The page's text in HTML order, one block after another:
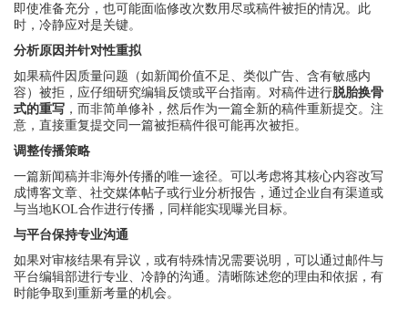
即使准备充分，也可能面临修改次数用尽或稿件被拒的情况。此
时，冷静应对是关键。
分析原因并针对性重拟
如果稿件因质量问题（如新闻价值不足、类似广告、含有敏感内
容）被拒，应仔细研究编辑反馈或平台指南。对稿件进行脱胎换骨
式的重写 ，而非简单修补，然后作为一篇全新的稿件重新提交。注
意，直接重复提交同一篇被拒稿件很可能再次被拒。
调整传播策略
一篇新闻稿并非海外传播的唯一途径。可以考虑将其核心内容改写
成博客文章、社交媒体帖子或行业分析报告，通过企业自有渠道或
与当地KOL合作进行传播，同样能实现曝光目标。
与平台保持专业沟通
如果对审核结果有异议，或有特殊情况需要说明，可以通过邮件与
平台编辑部进行专业、冷静的沟通。清晰陈述您的理由和依据，有
时能争取到重新考量的机会。